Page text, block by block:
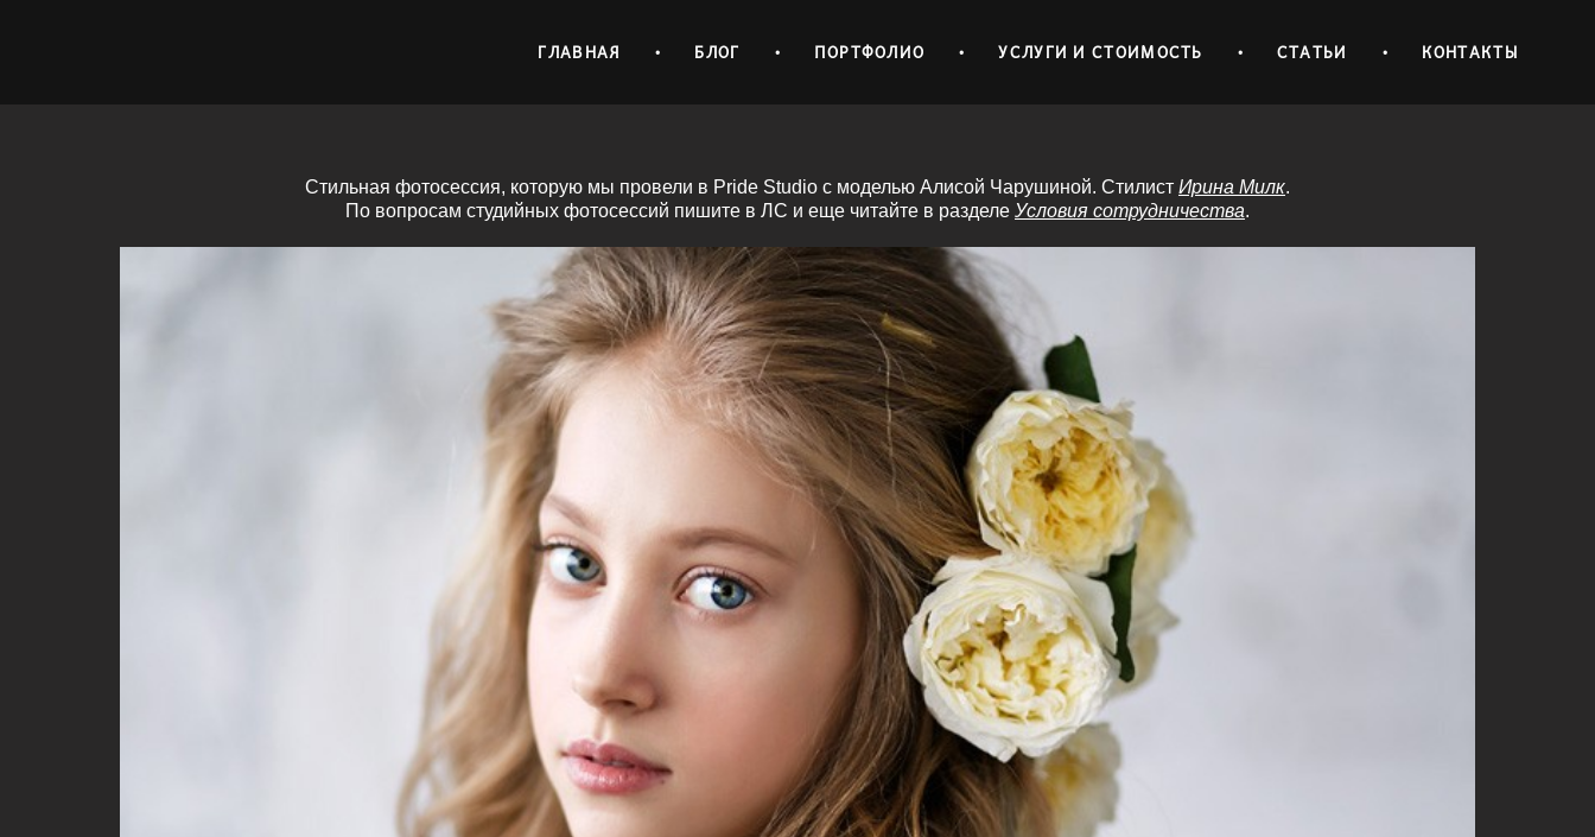
ГЛАВНАЯ • БЛОГ • ПОРТФОЛИО • УСЛУГИ И СТОИМОСТЬ • СТАТЬИ • КОНТАКТЫ
Стильная фотосессия, которую мы провели в Pride Studio с моделью Алисой Чарушиной. Стилист Ирина Милк.
По вопросам студийных фотосессий пишите в ЛС и еще читайте в разделе Условия сотрудничества.